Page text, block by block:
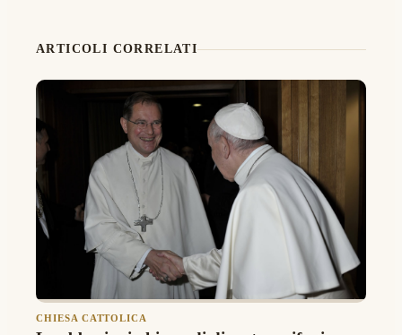
ARTICOLI CORRELATI
CHIESA CATTOLICA